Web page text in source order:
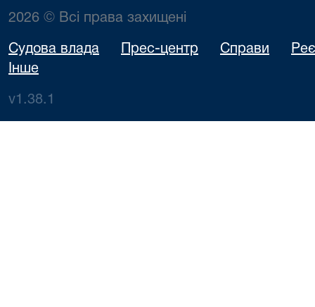
2026 © Всі права захищені
Судова влада Прес-центр Справи
Інше
v1.38.1